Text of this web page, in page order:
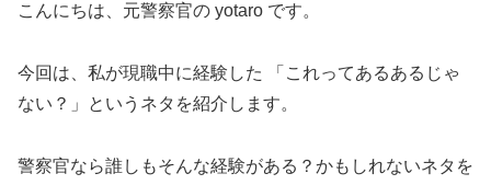
こんにちは、元警察官の yotaro です。
今回は、私が現職中に経験した 「これってあるあるじゃ
ない？」というネタを紹介します。
警察官なら誰しもそんな経験がある？かもしれないネタを